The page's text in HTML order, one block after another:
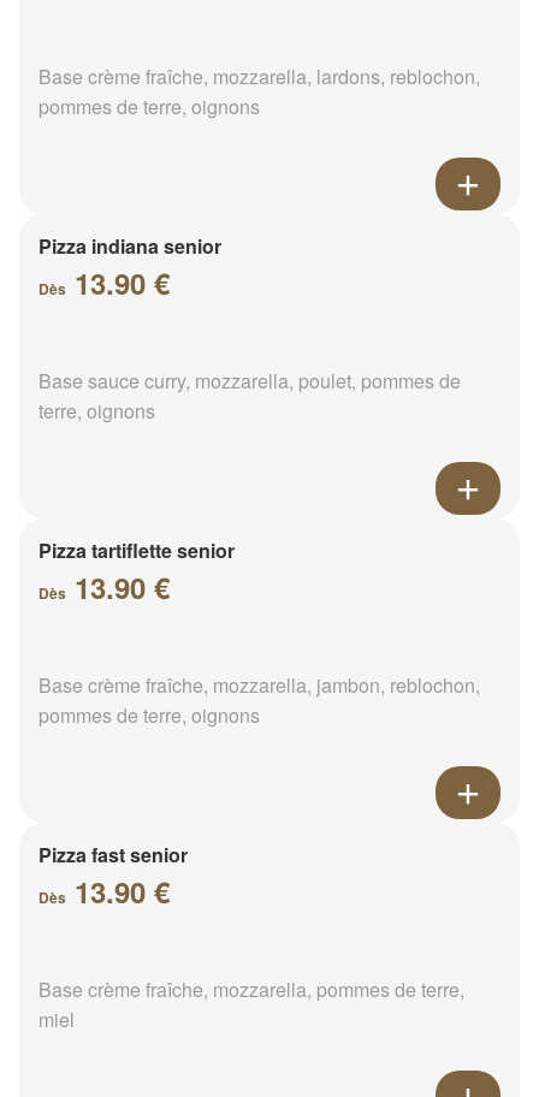
Base crème fraîche, mozzarella, lardons, reblochon,
pommes de terre, oignons
Pizza indiana senior
Dès 13.90 €
Base sauce curry, mozzarella, poulet, pommes de
terre, oignons
Pizza tartiflette senior
Dès 13.90 €
Base crème fraîche, mozzarella, jambon, reblochon,
pommes de terre, oignons
Pizza fast senior
Dès 13.90 €
Base crème fraîche, mozzarella, pommes de terre,
miel